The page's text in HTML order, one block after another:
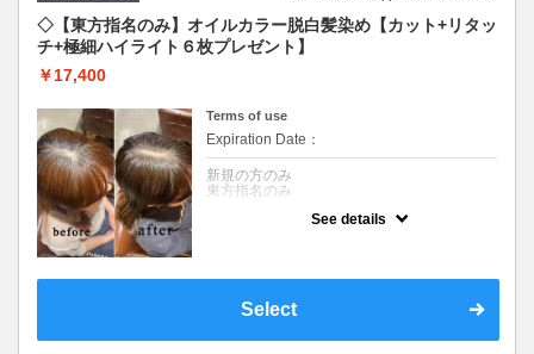
◇【東方指名のみ】オイルカラー脱白髪染め【カット+リタッ
チ+極細ハイライト６枚プレゼント】
￥17,400
Terms of use
Expiration Date：
新規の方のみ
東方指名のみ
ジ90％カット☆圧倒的な艶、手触りを体験し
ク）で施術致します♪※全体カラーの場合＋
See details
Select